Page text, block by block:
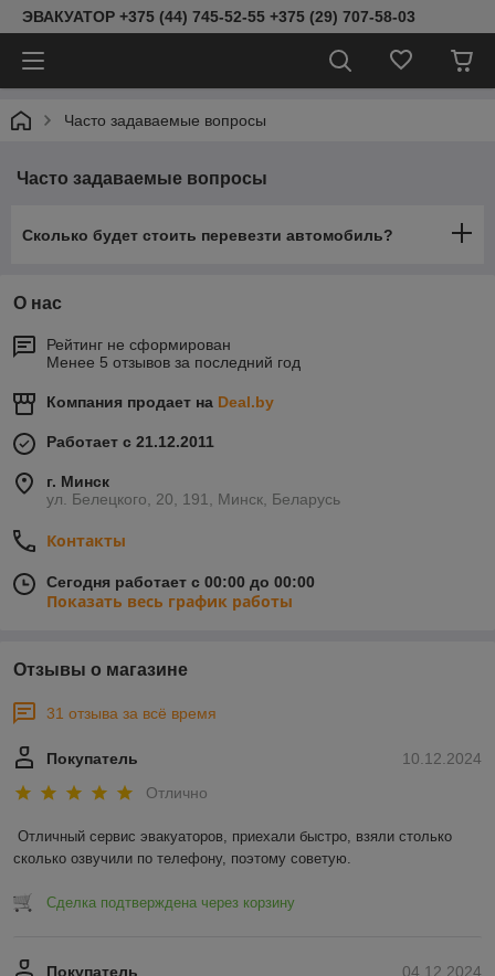
ЭВАКУАТОР +375 (44) 745-52-55 +375 (29) 707-58-03
Часто задаваемые вопросы
Часто задаваемые вопросы
Сколько будет стоить перевезти автомобиль?
О нас
Рейтинг не сформирован
Менее 5 отзывов за последний год
Компания продает на Deal.by
Работает с 21.12.2011
г. Минск
ул. Белецкого, 20, 191, Минск, Беларусь
Контакты
Сегодня работает с 00:00 до 00:00
Показать весь график работы
Отзывы о магазине
31 отзыва за всё время
10.12.2024
Покупатель
Отлично
Отличный сервис эвакуаторов, приехали быстро, взяли столько
сколько озвучили по телефону, поэтому советую.
Сделка подтверждена через корзину
04.12.2024
Покупатель